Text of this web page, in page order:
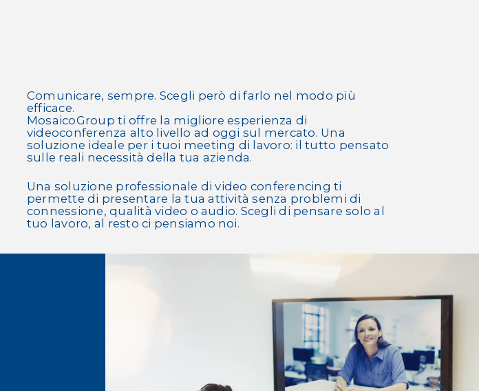
Comunicare, sempre. Scegli però di farlo nel modo più
efficace.
MosaicoGroup ti offre la migliore esperienza di
videoconferenza alto livello ad oggi sul mercato. Una
soluzione ideale per i tuoi meeting di lavoro: il tutto pensato
sulle reali necessità della tua azienda.
Una soluzione professionale di video conferencing ti
permette di presentare la tua attività senza problemi di
connessione, qualità video o audio. Scegli di pensare solo al
tuo lavoro, al resto ci pensiamo noi.